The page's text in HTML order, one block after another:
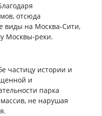
отсюда
виды на Москва-Сити,
Москвы-реки.
частицу истории и
и
парка
не нарушая